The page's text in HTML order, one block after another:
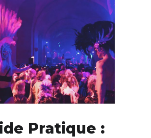
Pratique :